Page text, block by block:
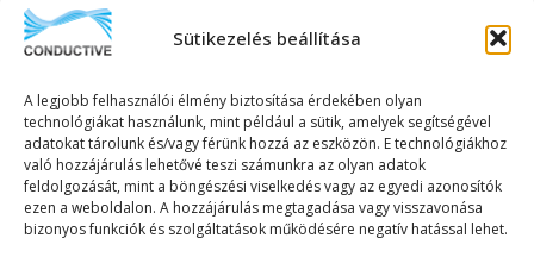
Sütikezelés beállítása
A legjobb felhasználói élmény biztosítása érdekében olyan
technológiákat használunk, mint például a sütik, amelyek segítségével
adatokat tárolunk és/vagy férünk hozzá az eszközön. E technológiákhoz
való hozzájárulás lehetővé teszi számunkra az olyan adatok
feldolgozását, mint a böngészési viselkedés vagy az egyedi azonosítók
ezen a weboldalon. A hozzájárulás megtagadása vagy visszavonása
bizonyos funkciók és szolgáltatások működésére negatív hatással lehet.
IRATKOZZON FEL HÍRLEVELÜNKRE!
KÜLDÉS